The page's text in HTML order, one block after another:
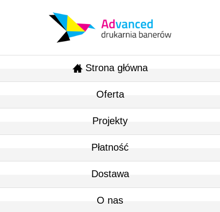
Strona główna
Oferta
Projekty
Płatność
Dostawa
O nas